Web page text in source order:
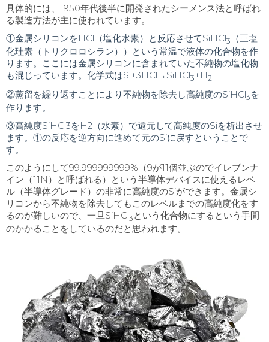
具体的には、 1950年代後半に開発されたシーメンス法と呼ばれ
る製造方法が主に使われています。
①金属シリコンをHCl（塩化水素）と反応させてSiHCl3
（三塩
化珪素（トリクロロシラン））という常温で液体の化合物を作
ります。ここには金属シリコンに含まれていた不純物の塩化物
も混じっています。化学式はSi+3HCl→SiHCl3+H2
②蒸留を繰り返すことにより不純物を除去し高純度のSiHCl3 を
作ります。
③高純度SiHCl3をH2（水素）で還元して高純度のSiを析出させ
ます。①の反応を逆方向に進めて元のSiに戻すということで
す。
このようにして99.999999999% （9が11個並ぶのでイレブンナ
イン（11N ）と呼ばれる）という半導体デバイスに使えるレベ
ル（半導体グレード）の非常に高純度のSiができます。金属シ
リコンから不純物を除去してもこのレベルまでの高純度化をす
るのが難しいので、一旦SiHCl3 という化合物にするという手間
のかかることをしているのだと思われます。